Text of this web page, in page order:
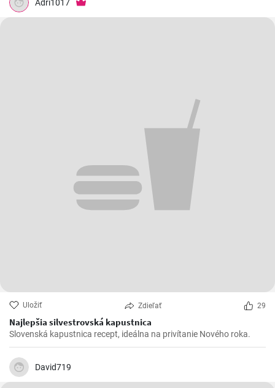
Adri1017
Uložiť Zdieľať 29
Najlepšia silvestrovská kapustnica
Slovenská kapustnica recept, ideálna na privítanie Nového roka.
David719